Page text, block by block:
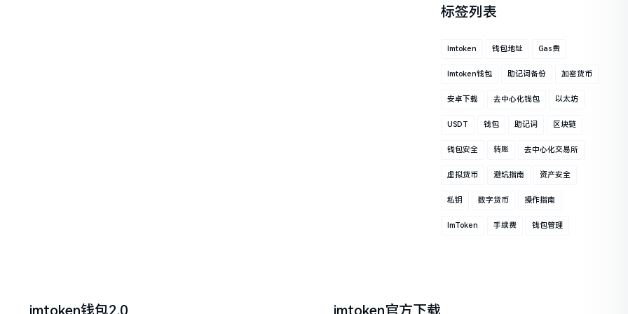
标签列表
Imtoken 钱包地址 Gas费
Imtoken钱包 助记词备份 加密货币
安卓下载 去中心化钱包 以太坊
USDT 钱包 助记词 区块链
钱包安全 转账 去中心化交易所
虚拟货币 避坑指南 资产安全
私钥 数字货币 操作指南
ImToken 手续费 钱包管理